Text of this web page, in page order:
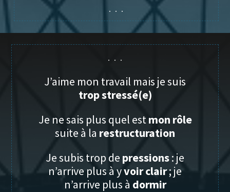
. . .
. . .
J’aime mon travail mais je suis
trop stressé(e)
Je ne sais plus quel estmon rôle
suite à la restructuration
Je subis trop de pressions: je
n’arrive plus à yvoir clair; je
n’arrive plus à dormir